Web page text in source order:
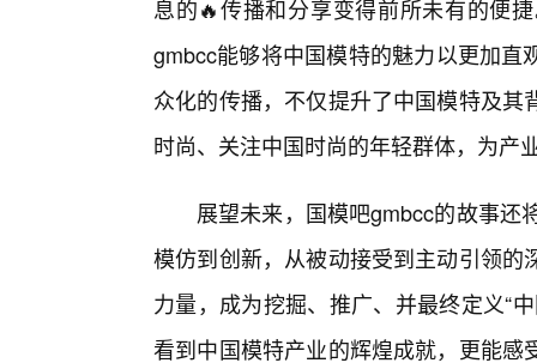
息的🔥传播和分享变得前所未有的便
gmbcc能够将中国模特的魅力以更加
众化的传播，不仅提升了中国模特及
时尚、关注中国时尚的年轻群体，为产
展望未来，国模吧gmbcc的故事还
模仿到创新，从被动接受到主动引领
力量，成为挖掘、推广、并最终定义“
看到中国模特产业的辉煌成就，更能